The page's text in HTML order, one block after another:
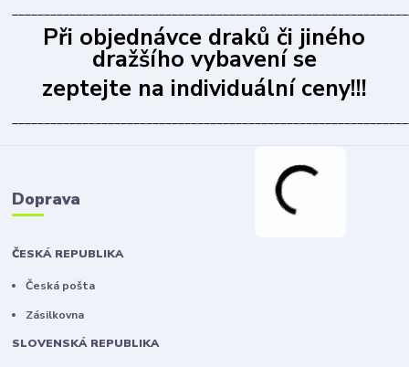
Při objednávce draků či jiného
dražšího vybavení se
zeptejte na individuální ceny!!!
Doprava
ČESKÁ REPUBLIKA
Česká pošta
Zásilkovna
SLOVENSKÁ REPUBLIKA